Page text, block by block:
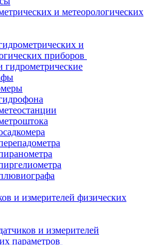
и метеорологических
и
приборов
гидрометрические
и измерителей физических
и измерителей
параметров